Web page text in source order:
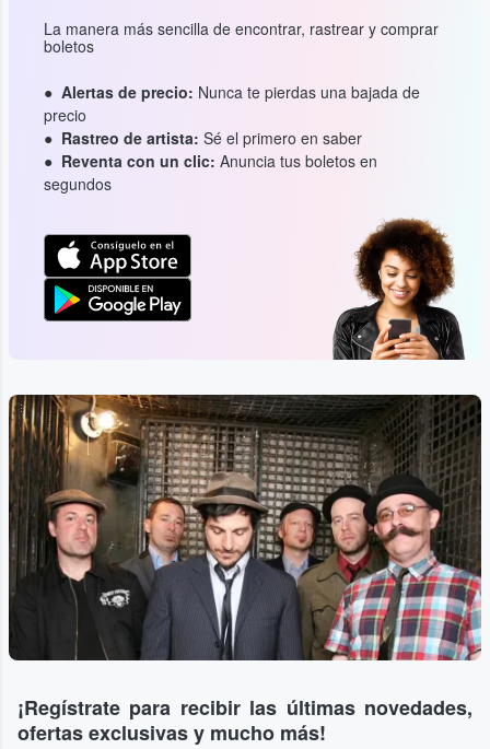
La manera más sencilla de encontrar, rastrear y comprar
boletos
Alertas de precio: Nunca te pierdas una bajada de
precio
Rastreo de artista: Sé el primero en saber
Reventa con un clic: Anuncia tus boletos en
segundos
...
¡Regístrate para recibir las últimas novedades,
ofertas exclusivas y mucho más!